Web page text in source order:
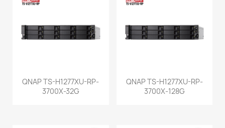
QNAP TS-H1277XU-RP-
3700X-32G
QNAP TS-H1277XU-RP-
3700X-128G